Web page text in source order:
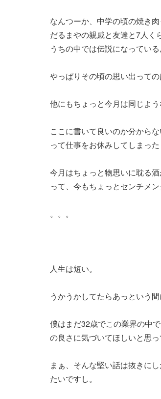
なんつーか、中学の頃の焼き
だるまやの親戚と友達と7人く
うちの中では伝説になっている
やっぱりその頃の思い出っての
他にもちょっと今月は同じよう
ここに書いて良いのか分から
って仕事をお休みしてしまった
今月はちょっと物思いに耽る酒
って、今もちょっとセンチメン
。。。
人生は短い。
うかうかしてたらあっという
僕はまだ32歳でこの業界の中
の良さに気づいてほしいと思っ
まぁ、そんな堅い話は抜きに
たいですし。